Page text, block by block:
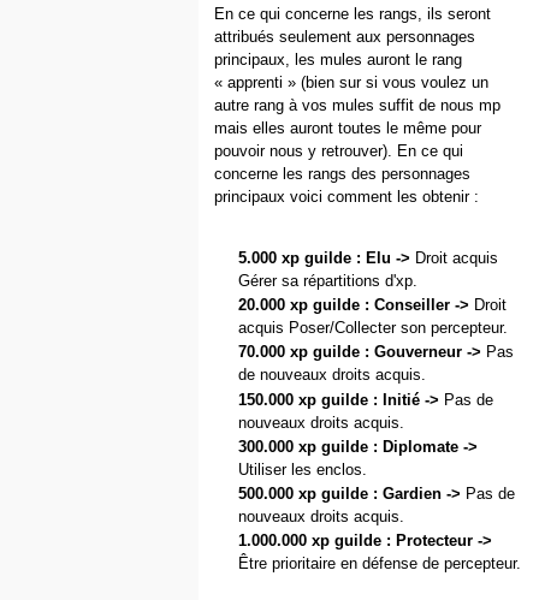
En ce qui concerne les rangs, ils seront
attribués seulement aux personnages
principaux, les mules auront le rang
« apprenti » (bien sur si vous voulez un
autre rang à vos mules suffit de nous mp
mais elles auront toutes le même pour
pouvoir nous y retrouver). En ce qui
concerne les rangs des personnages
principaux voici comment les obtenir :
5.000 xp guilde : Elu -> Droit acquis
Gérer sa répartitions d'xp.
20.000 xp guilde : Conseiller -> Droit
acquis Poser/Collecter son percepteur.
70.000 xp guilde : Gouverneur -> Pas
de nouveaux droits acquis.
150.000 xp guilde : Initié -> Pas de
nouveaux droits acquis.
300.000 xp guilde : Diplomate ->
Utiliser les enclos.
500.000 xp guilde : Gardien -> Pas de
nouveaux droits acquis.
1.000.000 xp guilde : Protecteur ->
Être prioritaire en défense de percepteur.